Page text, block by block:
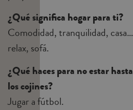
¿Qué significa hogar para ti?
Comodidad, tranquilidad, casa…
relax, sofá.
¿Qué haces para no estar hasta
los cojines?
Jugar a fútbol.